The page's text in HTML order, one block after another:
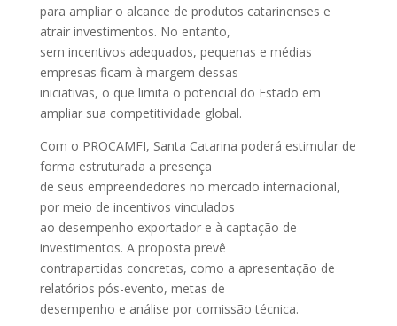
para ampliar o alcance de produtos catarinenses e
atrair investimentos. No entanto,
sem incentivos adequados, pequenas e médias
empresas ficam à margem dessas
iniciativas, o que limita o potencial do Estado em
ampliar sua competitividade global.
Com o PROCAMFI, Santa Catarina poderá estimular de
forma estruturada a presença
de seus empreendedores no mercado internacional,
por meio de incentivos vinculados
ao desempenho exportador e à captação de
investimentos. A proposta prevê
contrapartidas concretas, como a apresentação de
relatórios pós-evento, metas de
desempenho e análise por comissão técnica.